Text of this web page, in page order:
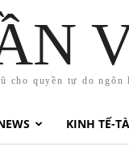
cho quyền tự do
KINH TẾ-